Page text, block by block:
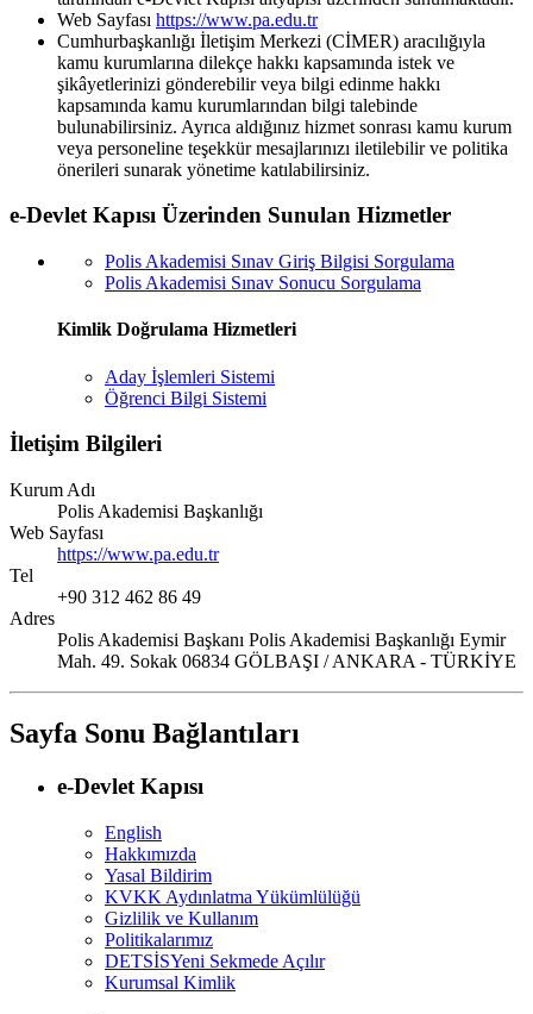
Web Sayfası https://www.pa.edu.tr
Cumhurbaşkanlığı İletişim Merkezi (CİMER) aracılığıyla
kamu kurumlarına dilekçe hakkı kapsamında istek ve
şikâyetlerinizi gönderebilir veya bilgi edinme hakkı
kapsamında kamu kurumlarından bilgi talebinde
bulunabilirsiniz. Ayrıca aldığınız hizmet sonrası kamu kurum
veya personeline teşekkür mesajlarınızı iletilebilir ve politika
önerileri sunarak yönetime katılabilirsiniz.
e-Devlet Kapısı Üzerinden Sunulan Hizmetler
Polis Akademisi Sınav Giriş Bilgisi Sorgulama
Polis Akademisi Sınav Sonucu Sorgulama
Kimlik Doğrulama Hizmetleri
Aday İşlemleri Sistemi
Öğrenci Bilgi Sistemi
İletişim Bilgileri
Kurum Adı
Polis Akademisi Başkanlığı
Web Sayfası
https://www.pa.edu.tr
Tel
+90 312 462 86 49
Adres
Polis Akademisi Başkanı Polis Akademisi Başkanlığı Eymir
Mah. 49. Sokak 06834 GÖLBAŞI / ANKARA - TÜRKİYE
Sayfa Sonu Bağlantıları
e-Devlet Kapısı
English
Hakkımızda
Yasal Bildirim
KVKK Aydınlatma Yükümlülüğü
Gizlilik ve Kullanım
Politikalarımız
DETSİSYeni Sekmede Açılır
Kurumsal Kimlik